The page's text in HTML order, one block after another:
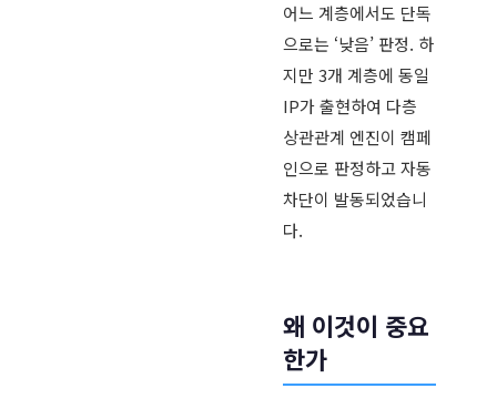
어느 계층에서도 단독
으로는 ‘낮음’ 판정. 하
지만 3개 계층에 동일
IP가 출현하여 다층
상관관계 엔진이 캠페
인으로 판정하고 자동
차단이 발동되었습니
다.
왜 이것이 중요
한가